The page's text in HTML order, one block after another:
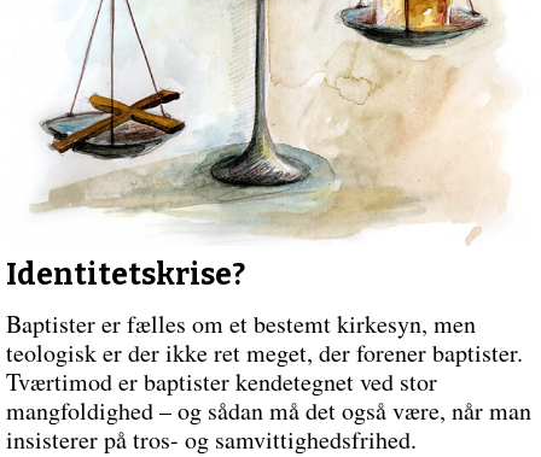
Identitetskrise?
Baptister er fælles om et bestemt kirkesyn, men
teologisk er der ikke ret meget, der forener baptister.
Tværtimod er baptister kendetegnet ved stor
mangfoldighed – og sådan må det også være, når man
insisterer på tros- og samvittighedsfrihed.